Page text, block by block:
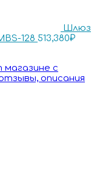
Шлюз
128 513,380₽